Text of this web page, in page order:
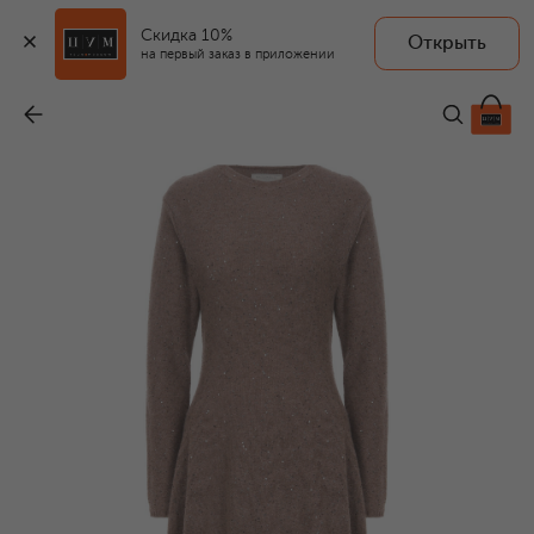
Скидка 10%
на первый заказ в приложении
Открыть
93 100 ₽